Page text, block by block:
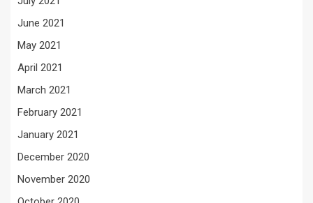
June 2021
May 2021
April 2021
March 2021
February 2021
January 2021
December 2020
November 2020